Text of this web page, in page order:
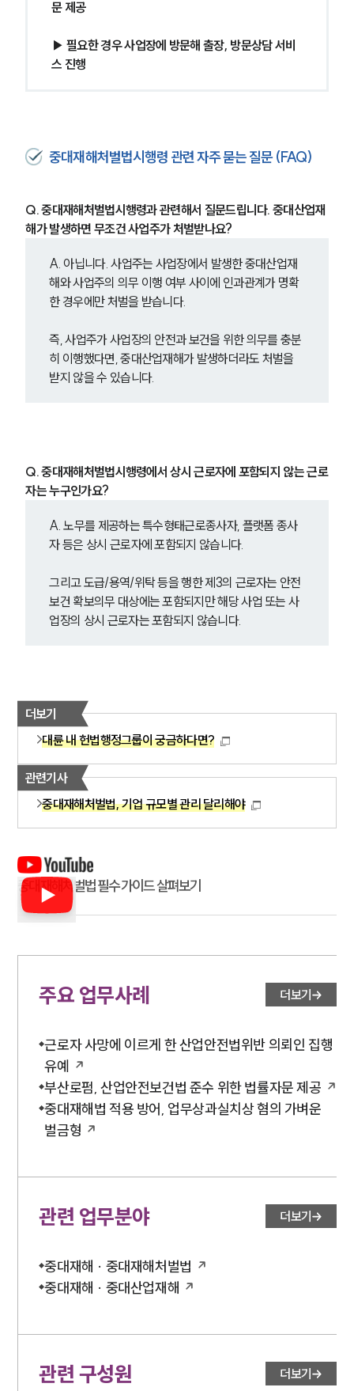
법률서식
뉴스레터/브로슈어
대륜법률상담예약
대륜법률상담예약
문 제공
▶ 필요한 경우 사업장에 방문해 출장, 방문상담 서비
스 진행
중대재해처벌법시행령 관련 자주 묻는 질문 (FAQ)
Q. 중대재해처벌법시행령과 관련해서 질문드립니다. 중대산업재
해가 발생하면 무조건 사업주가 처벌받나요?
A. 아닙니다. 사업주는 사업장에서 발생한 중대산업재
해와 사업주의 의무 이행 여부 사이에 인과관계가 명확
한 경우에만 처벌을 받습니다.
즉, 사업주가 사업장의 안전과 보건을 위한 의무를 충분
히 이행했다면, 중대산업재해가 발생하더라도 처벌을
받지 않을 수 있습니다.
Q. 중대재해처벌법시행령에서 상시 근로자에 포함되지 않는 근로
자는 누구인가요?
A. 노무를 제공하는 특수형태근로종사자, 플랫폼 종사
자 등은 상시 근로자에 포함되지 않습니다.
그리고 도급/용역/위탁 등을 행한 제3의 근로자는 안전
보건 확보의무 대상에는 포함되지만 해당 사업 또는 사
업장의 상시 근로자는 포함되지 않습니다.
더보기
대륜 내 헌법행정그룹이 궁금하다면?
관련기사
중대재해처벌법, 기업 규모별 관리 달리해야
중대재해처벌법 필수 가이드 살펴보기
주요 업무사례 더보기
근로자 사망에 이르게 한 산업안전법위반 의뢰인 집행
유예
부산로펌, 산업안전보건법 준수 위한 법률자문 제공
중대재해법 적용 방어, 업무상과실치상 혐의 가벼운
벌금형
관련 업무분야 더보기
중대재해 · 중대재해처벌법
중대재해 · 중대산업재해
관련 구성원 더보기